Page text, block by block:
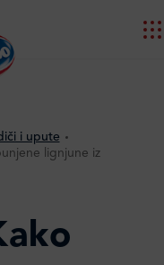
i upute
lignjune iz